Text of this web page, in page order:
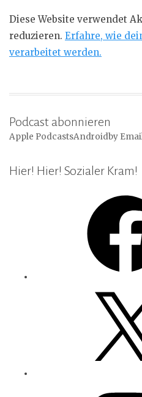
Diese Website verwendet
reduzieren. Erfahre, wie
verarbeitet werden.
Podcast abonnieren
Apple PodcastsAndroidby
Hier! Hier! Sozialer Kram!